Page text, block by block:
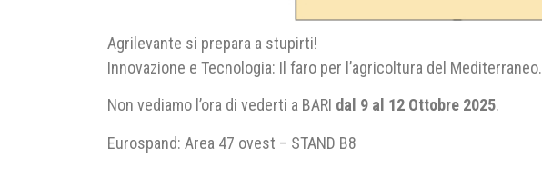
Agrilevante si prepara a stupirti!
Innovazione e Tecnologia: Il faro per l’agricoltura del Mediterraneo.
Non vediamo l’ora di vederti a BARI dal 9 al 12 Ottobre 2025.
Eurospand: Area 47 ovest – STAND B8